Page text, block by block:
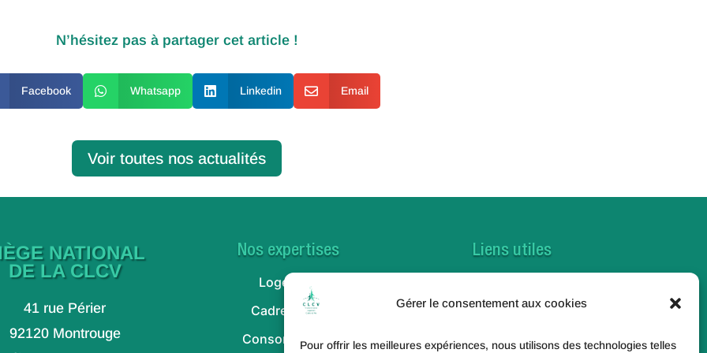
Gérer le consentement aux cookies
Pour offrir les meilleures expériences, nous utilisons des technologies telles
N’hésitez pas à partager cet article !
Facebook  Whatsapp  Linkedin  Email
Voir toutes nos actualités
NATIONAL
DE LA CLCV
41 rue Périer
92120 Montrouge
Nos expertises
Logement
Cadre de vie
Consommation
Liens utiles
Foire aux questions
Toutes nos actualités